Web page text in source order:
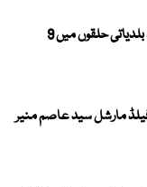
الیکشن کمیشن نے بلوچستان کے 4 بلدیاتی حلقوں میں 9
مارشل سید عاصم منیر